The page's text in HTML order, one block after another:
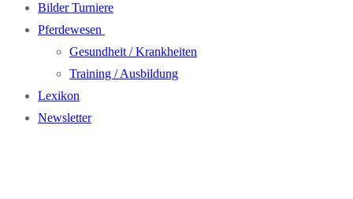
Bilder Turniere
Pferdewesen
Gesundheit / Krankheiten
Training / Ausbildung
Lexikon
Newsletter